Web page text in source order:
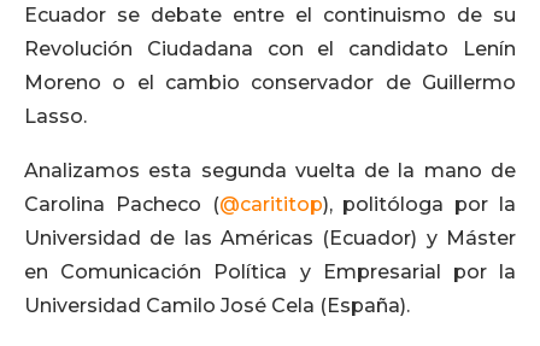
Ecuador se debate entre el continuismo de su
Revolución Ciudadana con el candidato Lenín
Moreno o el cambio conservador de Guillermo
Lasso.
Analizamos esta segunda vuelta de la mano de
Carolina Pacheco (@carititop), politóloga por la
Universidad de las Américas (Ecuador) y Máster
en Comunicación Política y Empresarial por la
Universidad Camilo José Cela (España).